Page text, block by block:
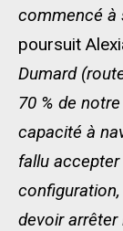
commencé à
poursuit
Dumard
70 % de
capacité à
fallu
devoir arrêter